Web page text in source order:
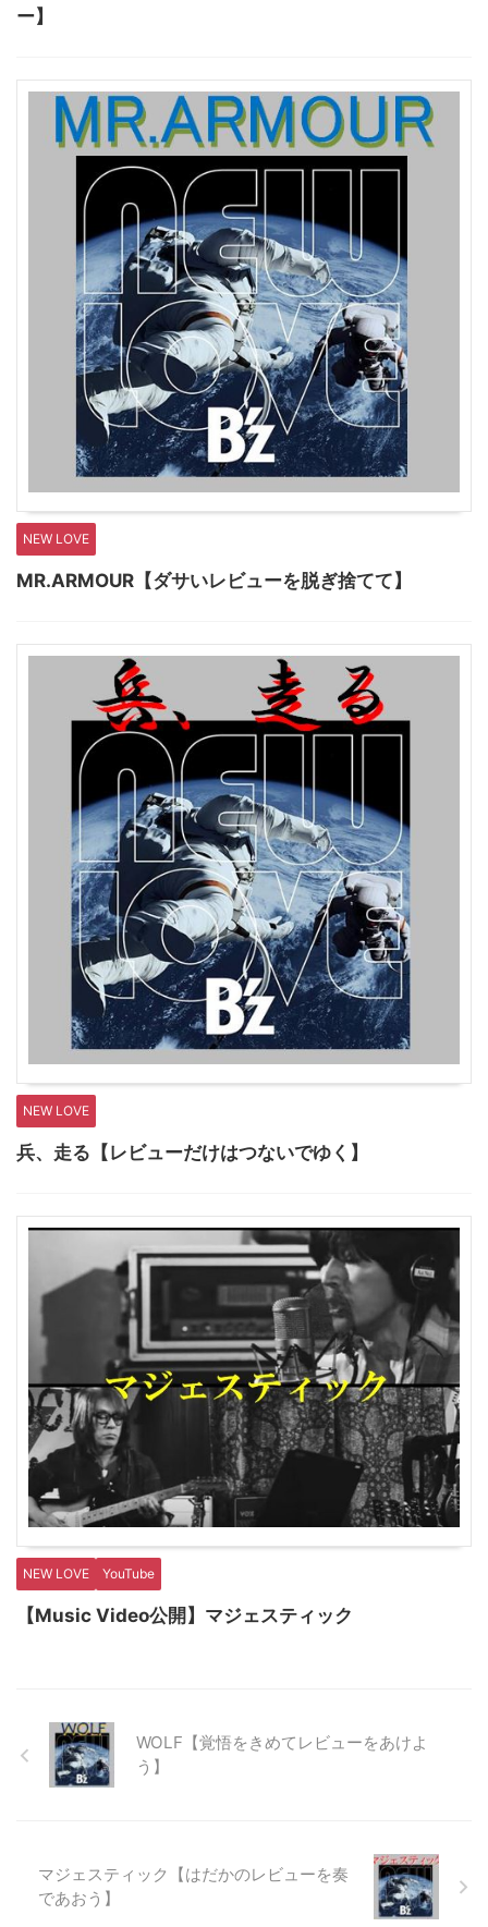
ー】
NEW LOVE
MR.ARMOUR【ダサいレビューを脱ぎ捨てて】
NEW LOVE
兵、走る【レビューだけはつないでゆく】
NEW LOVE YouTube
【Music Video公開】マジェスティック
WOLF【覚悟をきめてレビューをあけよ
う】
マジェスティック【はだかのレビューを奏
であおう】